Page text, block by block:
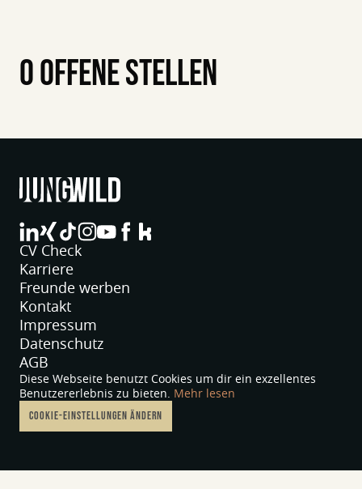
0 OFFENE STELLEN
jungwild bei LinkedIn
jungwild bei XING
jungwild bei TikTok
jungwild bei Instagram
jungwild bei YouTube
jungwild bei Facebook
CV Check
Karriere
Freunde werben
Kontakt
Impressum
Datenschutz
AGB
Diese Webseite benutzt Cookies um dir ein exzellentes
Benutzererlebnis zu bieten. Mehr lesen
COOKIE-EINSTELLUNGEN ÄNDERN